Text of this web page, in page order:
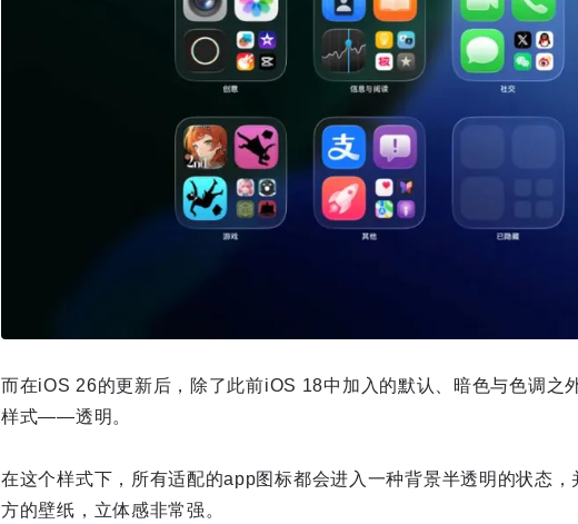
而在iOS 26的更新后，除了此前iOS 18中加入的默认、暗色与色调之
样式——透明。
在这个样式下，所有适配的app图标都会进入一种背景半透明的状态
方的壁纸，立体感非常强。